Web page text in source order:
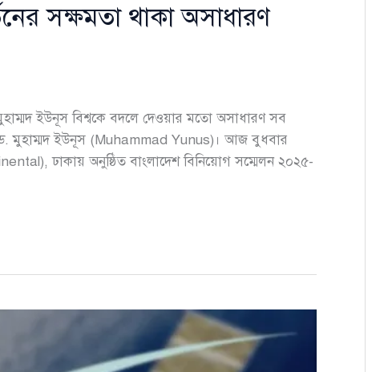
সক্ষমতা থাকা অসাধারণ
ইউনূস বিশ্বকে বদলে দেওয়ার মতো অসাধারণ সব
ড. মুহাম্মদ ইউনূস (Muhammad Yunus)। আজ বুধবার
ঢাকায় অনুষ্ঠিত বাংলাদেশ বিনিয়োগ সম্মেলন ২০২৫-